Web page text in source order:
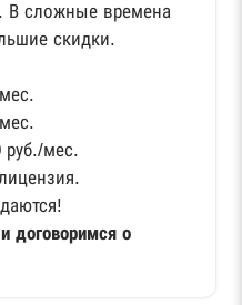
В сложные времена
скидки.
мес.
договоримся о